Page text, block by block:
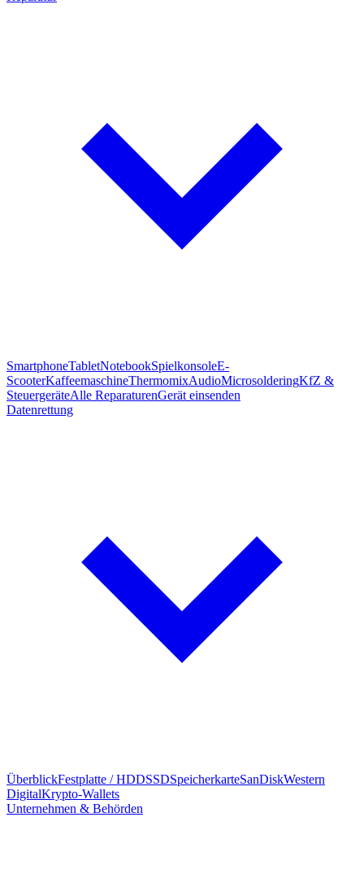
SmartphoneTabletNotebookSpielkonsoleE-
ScooterKaffeemaschineThermomixAudioMicrosolderingKfZ &
SteuergeräteAlle ReparaturenGerät einsenden
Datenrettung
ÜberblickFestplatte / HDDSSDSpeicherkarteSanDiskWestern
DigitalKrypto-Wallets
Unternehmen & Behörden